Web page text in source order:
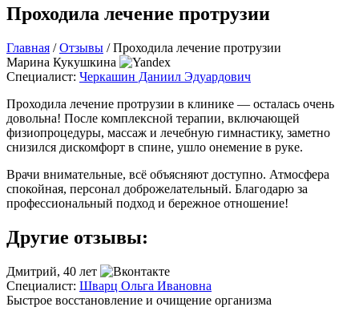
Проходила лечение протрузии
Главная /Отзывы /Проходила лечение протрузии
Марина Кукушкина
Специалист: Черкашин Даниил Эдуардович
Проходила лечение протрузии в клинике — осталась очень
довольна! После комплексной терапии, включающей
физиопроцедуры, массаж и лечебную гимнастику, заметно
снизился дискомфорт в спине, ушло онемение в руке.
Врачи внимательные, всё объясняют доступно. Атмосфера
спокойная, персонал доброжелательный. Благодарю за
профессиональный подход и бережное отношение!
Другие отзывы:
Дмитрий, 40 лет
Специалист: Шварц Ольга Ивановна
Быстрое восстановление и очищение организма